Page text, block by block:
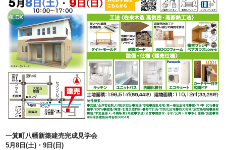
一箕町八幡新築建売完成見学会
5月8日(土)・9日(日)